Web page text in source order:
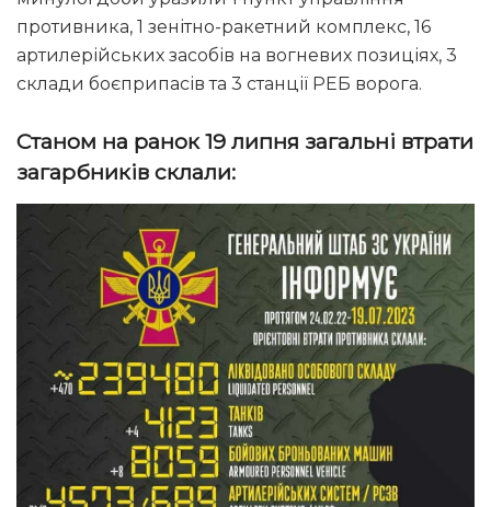
противника, 1 зенітно-ракетний комплекс, 16
артилерійських засобів на вогневих позиціях, 3
склади боєприпасів та 3 станції РЕБ ворога.
Станом на ранок 19 липня загальні втрати
загарбників склали: